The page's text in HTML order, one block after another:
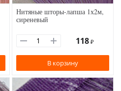
Нитяные шторы-лапша 1х2м,
сиреневый
118 ₽
В корзину